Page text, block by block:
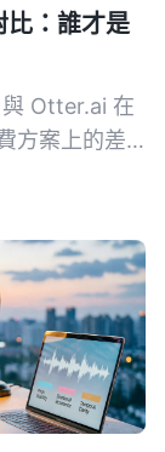
：誰才是
Otter.ai 在
方案上的差